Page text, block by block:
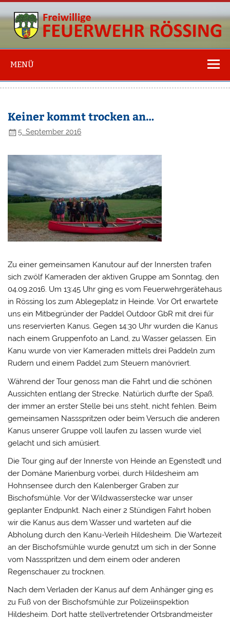
Freiwillige
Feuerwehr
Rössing
MENÜ
Keiner kommt trocken an…
5. September 2016
Zu einer gemeinsamen Kanutour auf der Innersten trafen
sich zwölf Kameraden der aktiven Gruppe am Sonntag, den
04.09.2016. Um 13:45 Uhr ging es vom Feuerwehrgerätehaus
in Rössing los zum Ablegeplatz in Heinde. Vor Ort erwartete
uns ein Mitbegründer der Paddel Outdoor GbR mit drei für
uns reservierten Kanus. Gegen 14:30 Uhr wurden die Kanus
nach einem Gruppenfoto an Land, zu Wasser gelassen. Ein
Kanu wurde von vier Kameraden mittels drei Paddeln zum
Rudern und einem Paddel zum Steuern manövriert.
Während der Tour genoss man die Fahrt und die schönen
Aussichten entlang der Strecke. Natürlich durfte der Spaß,
der immer an erster Stelle bei uns steht, nicht fehlen. Beim
gemeinsamen Nassspritzen oder beim Versuch die anderen
Kanus unserer Gruppe voll laufen zu lassen wurde viel
gelacht und sich amüsiert.
Die Tour ging auf der Innerste von Heinde an Egenstedt und
der Domäne Marienburg vorbei, durch Hildesheim am
Hohnsensee durch den Kalenberger Graben zur
Bischofsmühle. Vor der Wildwasserstecke war unser
geplanter Endpunkt. Nach einer 2 Stündigen Fahrt hoben
wir die Kanus aus dem Wasser und warteten auf die
Abholung durch den Kanu-Verleih Hildesheim. Die Wartezeit
an der Bischofsmühle wurde genutzt um sich in der Sonne
vom Nassspritzen und dem einem oder anderen
Regenschauer zu trocknen.
Nach dem Verladen der Kanus auf dem Anhänger ging es
zu Fuß von der Bischofsmühle zur Polizeiinspektion
Hildesheim. Dort hatte stellvertretender Ortsbrandmeister